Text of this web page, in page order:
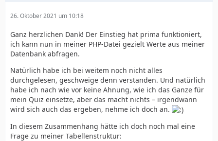
26. Oktober 2021 um 10:18
Ganz herzlichen Dank! Der Einstieg hat prima funktioniert,
ich kann nun in meiner PHP-Datei gezielt Werte aus meiner
Datenbank abfragen.
Natürlich habe ich bei weitem noch nicht alles
durchgelesen, geschweige denn verstanden. Und natürlich
habe ich nach wie vor keine Ahnung, wie ich das Ganze für
mein Quiz einsetze, aber das macht nichts – irgendwann
wird sich auch das ergeben, nehme ich doch an.
In diesem Zusammenhang hätte ich doch noch mal eine
Frage zu meiner Tabellenstruktur: